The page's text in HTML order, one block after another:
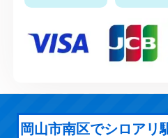
岡山市南区でシロアリ